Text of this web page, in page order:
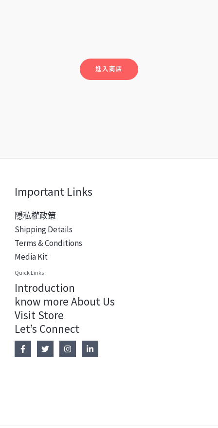
進入商店
Important Links
隱私權政策
Shipping Details
Terms & Conditions
Media Kit
Quick Links
Introduction
know more About Us
Visit Store
Let’s Connect